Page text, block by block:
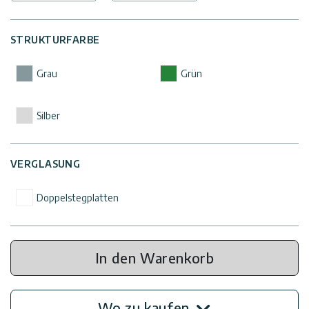
Kontaktiere
STRUKTURFARBE
Grau Grün
Silber
VERGLASUNG
Doppelstegplatten
In den Warenkorb